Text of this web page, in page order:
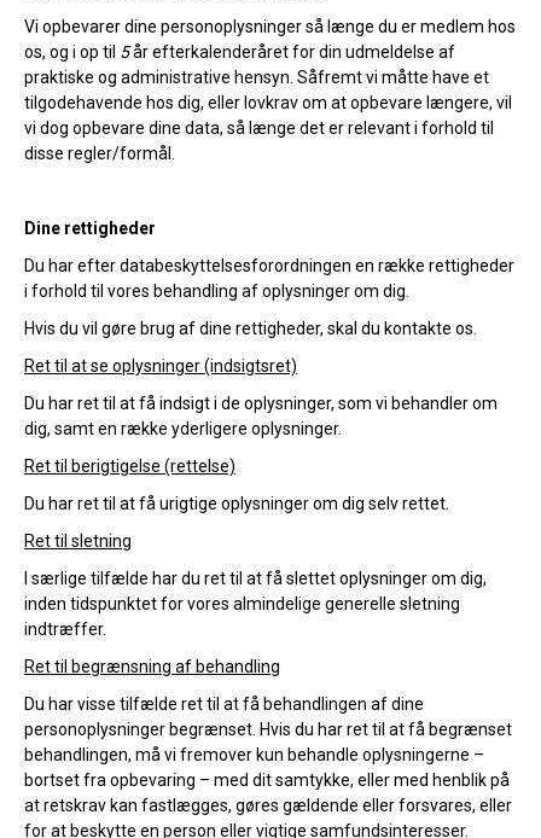
Vi opbevarer dine personoplysninger så længe du er medlem hos
os, og i op til 5år efterkalenderåret for din udmeldelse af
praktiske og administrative hensyn. Såfremt vi måtte have et
tilgodehavende hos dig, eller lovkrav om at opbevare længere, vil
vi dog opbevare dine data, så længe det er relevant i forhold til
disse regler/formål.
Dine rettigheder
Du har efter databeskyttelsesforordningen en række rettigheder
i forhold til vores behandling af oplysninger om dig.
Hvis du vil gøre brug af dine rettigheder, skal du kontakte os.
Ret til at se oplysninger (indsigtsret)
Du har ret til at få indsigt i de oplysninger, som vi behandler om
dig, samt en række yderligere oplysninger.
Ret til berigtigelse (rettelse)
Du har ret til at få urigtige oplysninger om dig selv rettet.
Ret til sletning
I særlige tilfælde har du ret til at få slettet oplysninger om dig,
inden tidspunktet for vores almindelige generelle sletning
indtræffer.
Ret til begrænsning af behandling
Du har visse tilfælde ret til at få behandlingen af dine
personoplysninger begrænset. Hvis du har ret til at få begrænset
behandlingen, må vi fremover kun behandle oplysningerne –
bortset fra opbevaring – med dit samtykke, eller med henblik på
at retskrav kan fastlægges, gøres gældende eller forsvares, eller
for at beskytte en person eller vigtige samfundsinteresser.